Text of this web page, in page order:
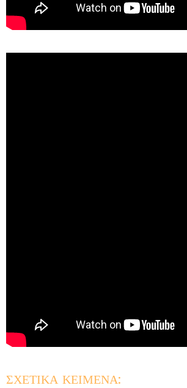
ΣΧΕΤΙΚΑ ΚΕΙΜΕΝΑ: